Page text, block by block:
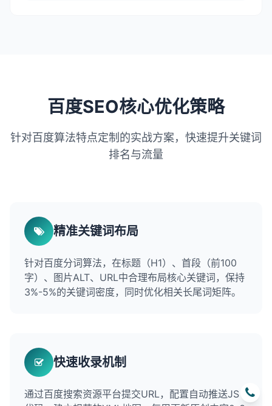
百度SEO核心优化策略
针对百度算法特点定制的实战方案，快速提升关键词
排名与流量
精准关键词布局
针对百度分词算法，在标题（H1）、首段（前100
字）、图片ALT、URL中合理布局核心关键词，保持
3%-5%的关键词密度，同时优化相关长尾词矩阵。
快速收录机制
通过百度搜索资源平台提交URL，配置自动推送JS